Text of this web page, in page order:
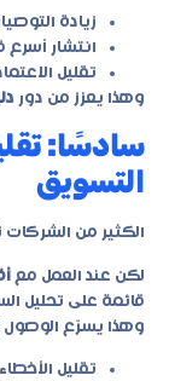
زيادة
انتشار
تقليل
وهذا يعزز من دور
سادسًا:
التسويق
الكثير من الشركات
لكن عند العمل مع
قائمة على تحليل
وهذا يسرّع الوصول
تقليل